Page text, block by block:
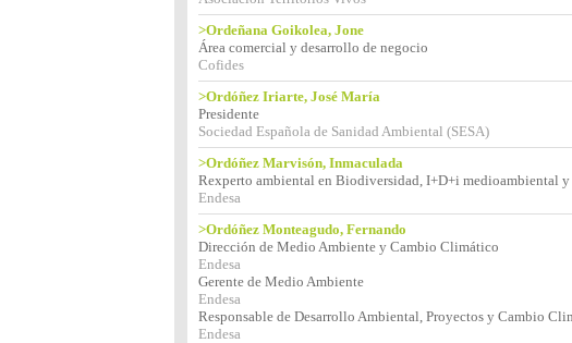
>Ordeñana Goikolea, Jone
Área comercial y desarrollo de negocio
Cofides
>Ordóñez Iriarte, José María
Presidente
Sociedad Española de Sanidad Ambiental (SESA)
>Ordóñez Marvisón, Inmaculada
Rexperto ambiental en Biodiversidad, I+D+i medioambiental y
Endesa
>Ordóñez Monteagudo, Fernando
Dirección de Medio Ambiente y Cambio Climático
Endesa
Gerente de Medio Ambiente
Endesa
Responsable de Desarrollo Ambiental, Proyectos y Cambio
Endesa